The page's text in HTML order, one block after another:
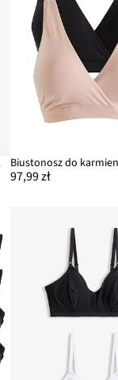
szt.)
97,99 zł